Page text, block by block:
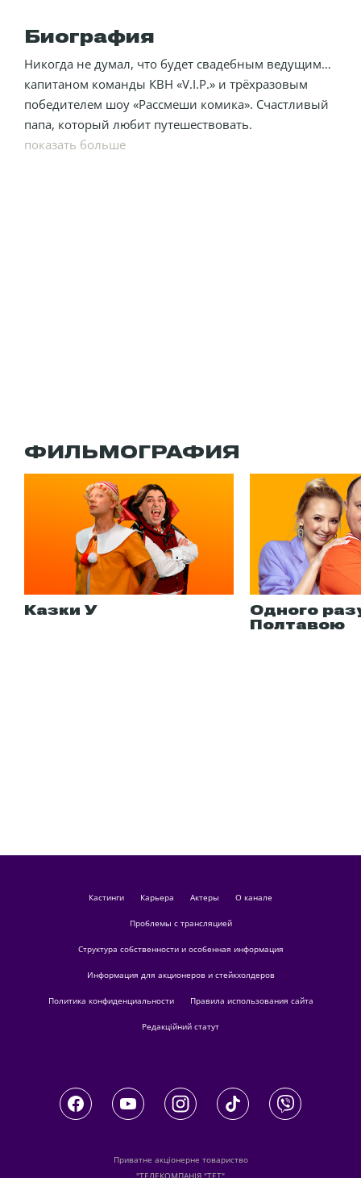
Биография
Никогда не думал, что будет свадебным ведущим…
капитаном команды КВН «V.I.P.» и трёхразовым
победителем шоу «Рассмеши комика». Счастливый
папа, который любит путешествовать.
показать больше
ФИЛЬМОГРАФИЯ
Казки У
Одного
Полтавою
кастинги Карьера актеры О канале
Проблемы с трансляцией
Структура собственности и особенная информация
Информация для акционеров и стейкхолдеров
Политика конфиденциальности Правила использования сайта
Редакційний статут
Приватне акціонерне товариство